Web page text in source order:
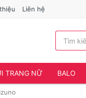
Liên hệ
TRANG NỮ BALO